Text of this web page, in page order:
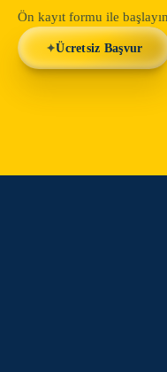
Ön kayıt formu ile
✦Ücretsiz Başvur